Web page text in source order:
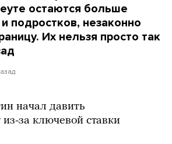
остаются больше
подростков, незаконно
Их нельзя просто так
начал давить
за ключевой ставки